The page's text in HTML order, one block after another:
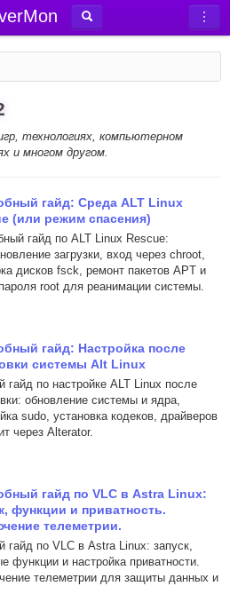
технологиях, компьютерном
и многом другом.
гайд: Среда ALT Linux
(или режим спасения)
гайд по ALT Linux Rescue:
загрузки, вход через chroot,
дисков fsck, ремонт пакетов APT и
root для реанимации системы.
гайд: Настройка после
системы Alt Linux
гайд по настройке ALT Linux после
обновление системы и ядра,
sudo, установка кодеков, драйверов
через Alterator.
гайд по VLC в Astra Linux:
функции и приватность.
телеметрии.
гайд по VLC в Astra Linux: запуск,
функции и настройка приватности.
телеметрии для защиты данных и